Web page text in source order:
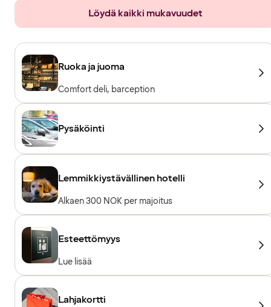
Löydä kaikki mukavuudet
Ruoka ja juoma
Comfort deli, barception
Pysäköinti
Lemmikkiystävällinen hotelli
Alkaen 300 NOK per majoitus
Esteettömyys
Lue lisää
Lahjakortti